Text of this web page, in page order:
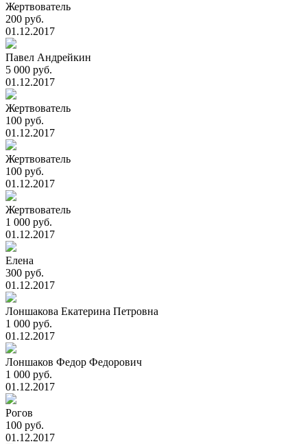
Жертвователь
200 руб.
01.12.2017
Павел Андрейкин
5 000 руб.
01.12.2017
Жертвователь
100 руб.
01.12.2017
Жертвователь
100 руб.
01.12.2017
Жертвователь
1 000 руб.
01.12.2017
Елена
300 руб.
01.12.2017
Лоншакова Екатерина Петровна
1 000 руб.
01.12.2017
Лоншаков Федор Федорович
1 000 руб.
01.12.2017
Рогов
100 руб.
01.12.2017